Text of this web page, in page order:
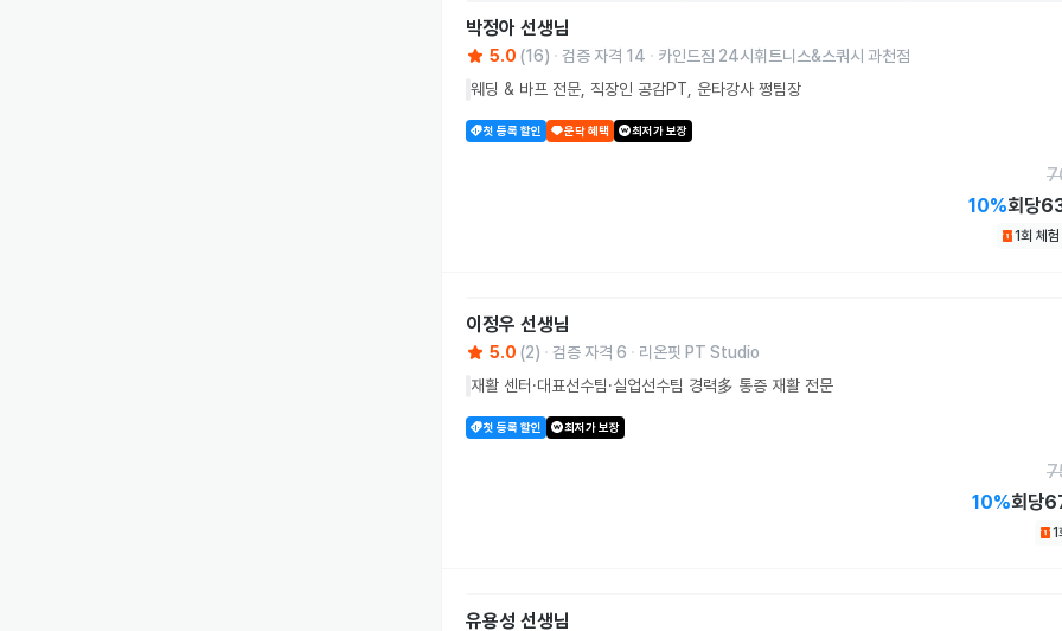
박정아 선생님
5.0 (16) 검증 자격 14
카인드짐 24시휘트니스&스쿼시 과천점
웨딩 & 바프 전문, 직장인 공감PT, 운타강사 쩡팀장
첫 등록 할인 운닥 혜택 최저가 보장
10%회당
1회 체험
이정우 선생님
5.0 (2) 검증 자격 6
리온핏 PT Studio
재활 센터·대표선수팀·실업선수팀 경력多 통증 재활 전문
첫 등록 할인 최저가 보장
10%회당
1
유용성 선생님